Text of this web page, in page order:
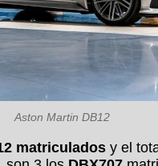
Aston Martin DB12
matriculados y el